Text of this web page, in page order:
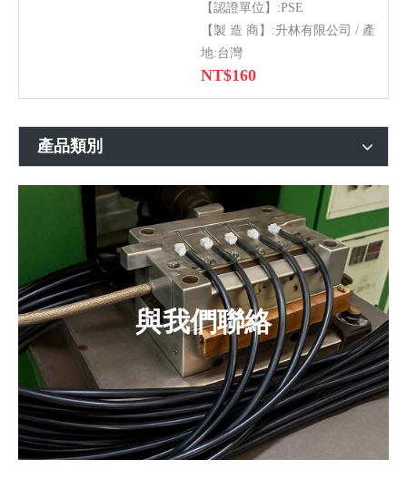
【認證單位】:PSE
【製 造 商】:升林有限公司 / 產
地:台灣
NT$160
產品類別
與我們聯絡